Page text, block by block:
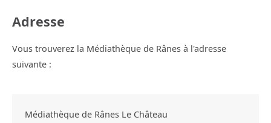
Adresse
Vous trouverez la Médiathèque de Rânes à l'adresse
suivante :
Médiathèque de Rânes Le Château